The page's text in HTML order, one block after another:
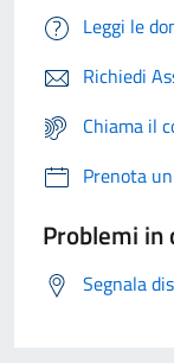
Leggi le
Richiedi
Chiama il
Prenota
Problemi in
Segnala